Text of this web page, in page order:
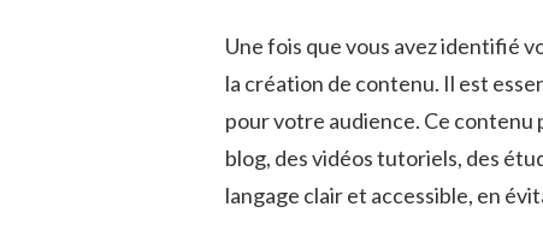
Une fois que vous avez identifié
la création de contenu. Il est
pour votre ‌audience. Ce
blog,‍ des vidéos tutoriels, des
langage clair et accessible, en